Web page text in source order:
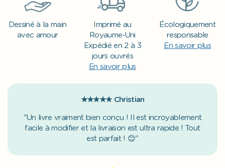
Dessiné à la main
avec amour
Imprimé au
Royaume-Uni
Expédié en 2 à 3
jours ouvrés
En savoir plus
Écologiquement
responsable
En savoir plus
★★★★★ Christian
"Un livre vraiment bien conçu ! Il est incroyablement
facile à modifier et la livraison est ultra rapide ! Tout
est parfait ! 😊"